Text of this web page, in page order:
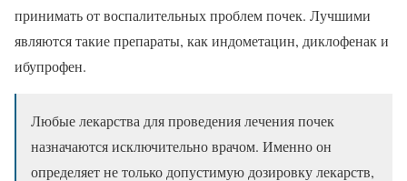
принимать от воспалительных проблем почек. Лучшими
являются такие препараты, как индометацин, диклофенак и
ибупрофен.
Любые лекарства для проведения лечения почек
назначаются исключительно врачом. Именно он
определяет не только допустимую дозировку лекарств,